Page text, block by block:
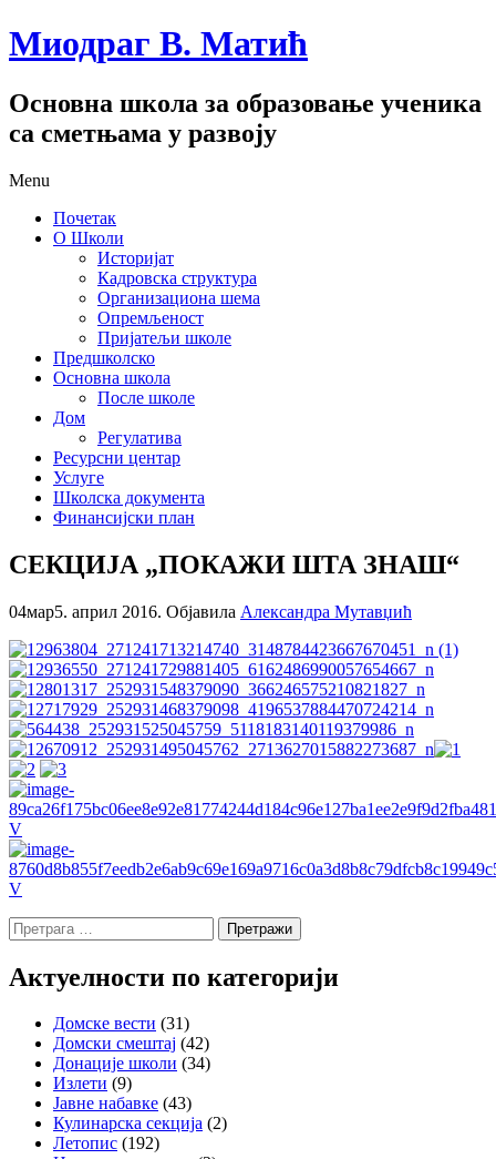
Миодраг В. Матић
Основна школа за образовање ученика
са сметњама у развоју
Menu
Почетак
О Школи
Историјат
Кадровска структура
Организациона шема
Опремљеност
Пријатељи школе
Предшколско
Основна школа
После школе
Дом
Регулатива
Ресурсни центар
Услуге
Школска документа
Финансијски план
СЕКЦИЈА „ПОКАЖИ ШТА ЗНАШ“
04мар5. април 2016. Објавила Александра Мутавџић
Претрага
за:
Актуелности по категорији
Домске вести (31)
Домски смештај (42)
Донације школи (34)
Излети (9)
Јавне набавке (43)
Кулинарска секција (2)
Летопис (192)